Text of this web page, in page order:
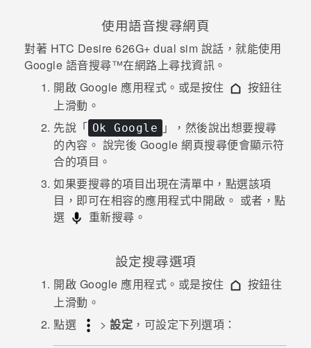
使用語音搜尋網頁
對著 HTC Desire 626G+ dual sim 說話，就能使用
Google 語音搜尋™在網路上尋找資訊。
開啟 Google 應用程式。或是按住
按鈕往
上滑動。
先說「 Ok Google
」，然後說出想要搜尋
的內容。 說完後 Google 網頁搜尋便會顯示符
合的項目。
如果要搜尋的項目出現在清單中，點選該項
目，即可在相容的應用程式中開啟。 或者，點
選
重新搜尋。
設定搜尋選項
開啟 Google 應用程式。或是按住
按鈕往
上滑動。
點選
> 設定 ，可設定下列選項：